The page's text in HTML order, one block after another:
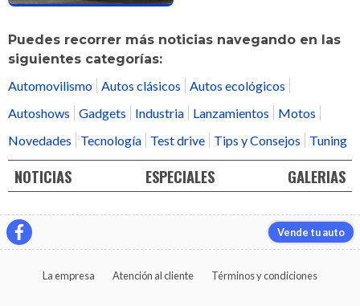
Puedes recorrer más noticias navegando en las
siguientes categorías:
Automovilismo Autos clásicos
Autos ecológicos
Autoshows
Gadgets Industria Lanzamientos
Motos
Novedades
Tecnología Test drive Tips y Consejos Tuning
NOTICIAS ESPECIALES GALERIAS
Vende tu auto
La empresa Atención al cliente Términos y condiciones